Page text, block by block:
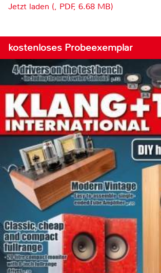
Jetzt laden (, PDF, 6.68 MB)
kostenloses Probeexemplar